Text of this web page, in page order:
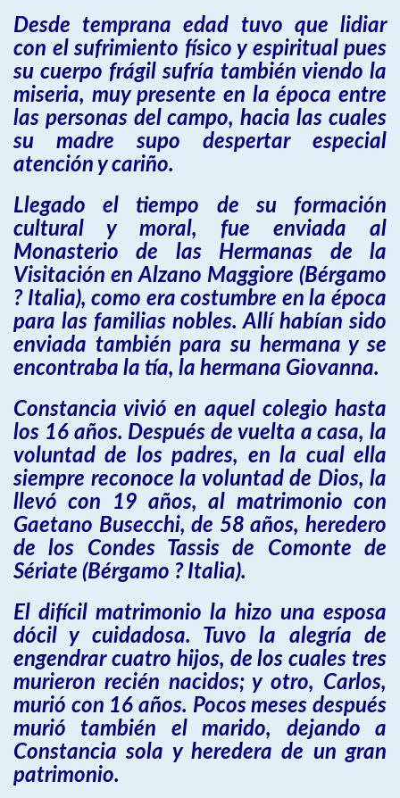
Desde temprana edad tuvo que lidiar
con el sufrimiento físico y espiritual pues
su cuerpo frágil sufría también viendo la
miseria, muy presente en la época entre
las personas del campo, hacia las cuales
su madre supo despertar especial
atención y cariño.
Llegado el tiempo de su formación
cultural y moral, fue enviada al
Monasterio de las Hermanas de la
Visitación en Alzano Maggiore (Bérgamo
? Italia), como era costumbre en la época
para las familias nobles. Allí habían sido
enviada también para su hermana y se
encontraba la tía, la hermana Giovanna.
Constancia vivió en aquel colegio hasta
los 16 años. Después de vuelta a casa, la
voluntad de los padres, en la cual ella
siempre reconoce la voluntad de Dios, la
llevó con 19 años, al matrimonio con
Gaetano Busecchi, de 58 años, heredero
de los Condes Tassis de Comonte de
Sériate (Bérgamo ? Italia).
El difícil matrimonio la hizo una esposa
dócil y cuidadosa. Tuvo la alegría de
engendrar cuatro hijos, de los cuales tres
murieron recién nacidos; y otro, Carlos,
murió con 16 años. Pocos meses después
murió también el marido, dejando a
Constancia sola y heredera de un gran
patrimonio.